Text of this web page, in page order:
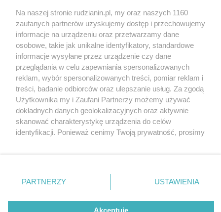
3 / 0
Wydawca mediów
Nie zapomnij
zapoznać się z:
polityką prywatności regulamin korzystania z portali
Twojemiasto
Piekary Śląskie
Chorzów
Tarnowskie Góry
Gliwice
Skontakuj sięz nami
Kontakt
Wydawca
Redakcja
Na naszej stronie rudzianin.pl, my oraz naszych 1160
zaufanych partnerów uzyskujemy dostęp i przechowujemy
informacje na urządzeniu oraz przetwarzamy dane
osobowe, takie jak unikalne identyfikatory, standardowe
informacje wysyłane przez urządzenie czy dane
przeglądania w celu zapewniania spersonalizowanych
reklam, wybór spersonalizowanych treści, pomiar reklam i
treści, badanie odbiorców oraz ulepszanie usług. Za zgodą
Użytkownika my i Zaufani Partnerzy możemy używać
dokładnych danych geolokalizacyjnych oraz aktywnie
skanować charakterystykę urządzenia do celów
identyfikacji. Ponieważ cenimy Twoją prywatność, prosimy
prywatności znajdujący się w lewym dolnym rogu strony
. Niektóre rodzaje przetwarzania danych nie wymagają
zgody użytkownika, ale masz prawo sprzeciwić się
takiemu przetwarzaniu. Preferencje będą miały
PARTNERZY USTAWIENIA
Akceptuję